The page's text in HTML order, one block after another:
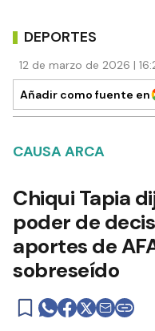
DEPORTES
Añadir como fuente en
CAUSA ARCA
Chiqui Tapia
poder de
aportes de